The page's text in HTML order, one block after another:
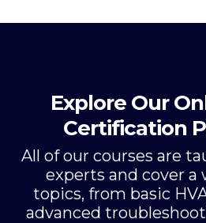
Explore Our
Certification
All of our courses are
experts and cover a
topics, from basic
advanced